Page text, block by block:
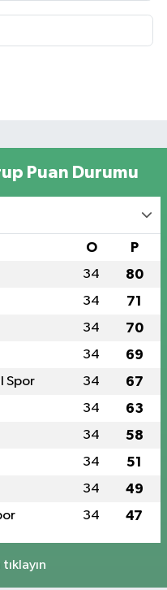
Puan Durumu
O P
34 80
34 71
34 70
34 69
Spor 34 67
34 63
34 58
34 51
34 49
34 47